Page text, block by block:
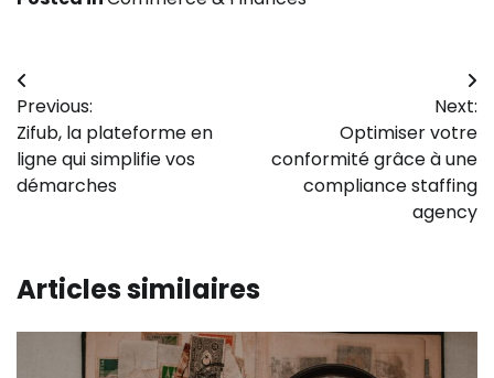
Navigation
de
l’article
Previous:
Zifub, la plateforme en
ligne qui simplifie vos
démarches
Next:
Optimiser votre
conformité grâce à une
compliance staffing
agency
Articles similaires